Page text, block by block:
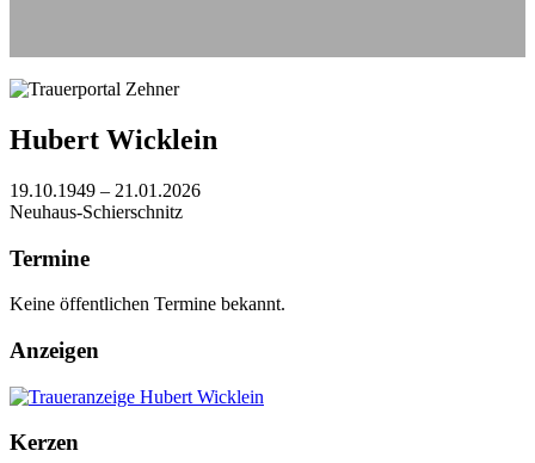
Hubert Wicklein
19.10.1949 – 21.01.2026
Neuhaus-Schierschnitz
Termine
Keine öffentlichen Termine bekannt.
Anzeigen
Kerzen